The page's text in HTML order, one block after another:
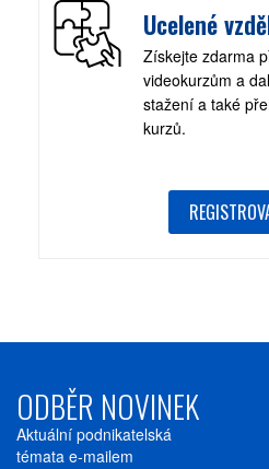
Ucelené
Získejte zdarma
videokurzům a
stažení a také
kurzů.
ODBĚR NOVINEK
Aktuální podnikatelská
témata e-mailem